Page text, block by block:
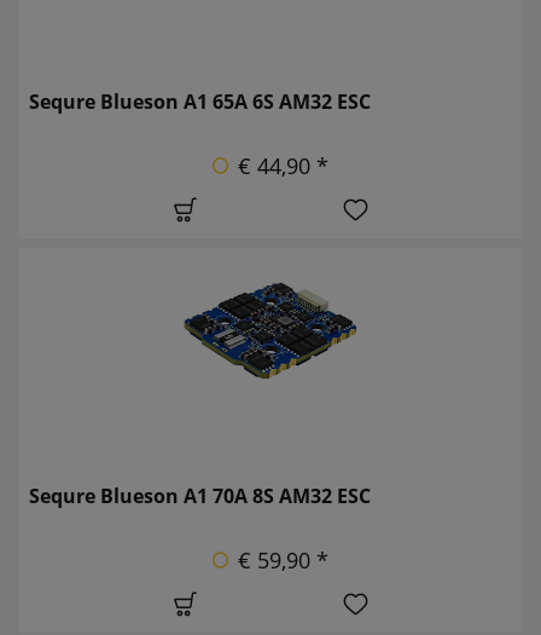
Sequre Blueson A1 65A 6S AM32 ESC
€ 44,90 *
Sequre Blueson A1 70A 8S AM32 ESC
€ 59,90 *